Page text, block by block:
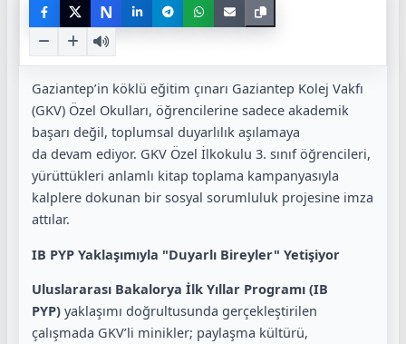
N
Gaziantep’in köklü eğitim çınarı Gaziantep Kolej Vakfı
(GKV) Özel Okulları, öğrencilerine sadece akademik
başarı değil, toplumsal duyarlılık aşılamaya
da devam ediyor. GKV Özel İlkokulu 3. sınıf öğrencileri,
yürüttükleri anlamlı kitap toplama kampanyasıyla
kalplere dokunan bir sosyal sorumluluk projesine imza
attılar.
IB PYP Yaklaşımıyla "Duyarlı Bireyler" Yetişiyor
Uluslararası Bakalorya İlk Yıllar Programı (IB
PYP) yaklaşımı doğrultusunda gerçekleştirilen
çalışmada GKV’li minikler; paylaşma kültürü,